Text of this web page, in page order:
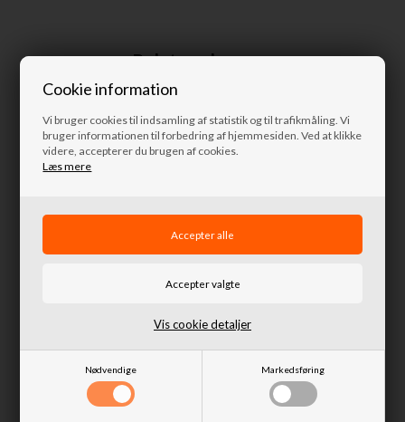
Cookie information
Vi bruger cookies til indsamling af statistik og til trafikmåling. Vi
bruger informationen til forbedring af hjemmesiden. Ved at klikke
videre, accepterer du brugen af cookies.
Læs mere
Nødvendige Markedsføring
Vis cookie detaljer
Relaterede varer
8.995,00 DKK
Fjernlager